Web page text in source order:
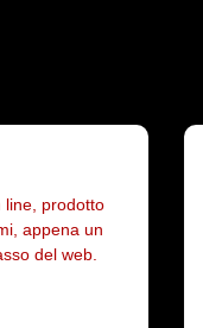
gentili e
vendita. Gli
loro lavoro,